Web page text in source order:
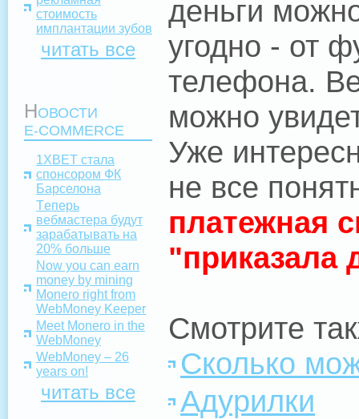
стоимость
имплантации зубов
читать все
НОВОСТИ
E-COMMERCE
1XBET стала
спонсором ФК
Барселона
Tеперь
вебмастера будут
зарабатывать на
20% больше
Now you can earn
money by mining
Monero right from
WebMoney Keeper
Meet Monero in the
WebMoney
WebMoney – 26
years on!
читать все
деньги
угодно - от
телефона.
можно
Уже
не все
платежная
"приказала
Смотрите
Сколько
Адурилки